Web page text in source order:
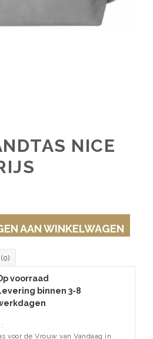
NICE
AAN WINKELWAGEN
(0)
voorraad
binnen 3-8
voor de Vrouw van Vandaag in